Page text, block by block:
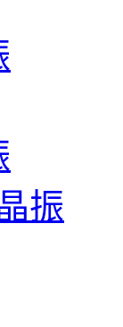
振